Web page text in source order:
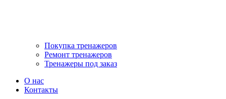
Покупка тренажеров
Ремонт тренажеров
Тренажеры под заказ
О нас
Контакты